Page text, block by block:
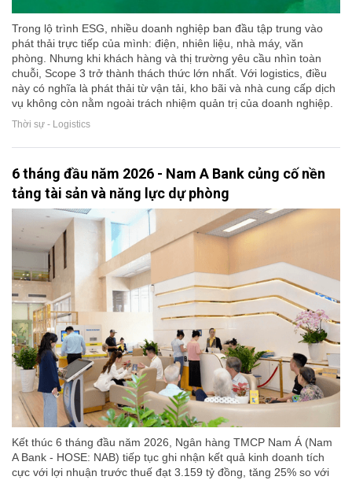
Trong lộ trình ESG, nhiều doanh nghiệp ban đầu tập trung vào
phát thải trực tiếp của mình: điện, nhiên liệu, nhà máy, văn
phòng. Nhưng khi khách hàng và thị trường yêu cầu nhìn toàn
chuỗi, Scope 3 trở thành thách thức lớn nhất. Với logistics, điều
này có nghĩa là phát thải từ vận tải, kho bãi và nhà cung cấp dịch
vụ không còn nằm ngoài trách nhiệm quản trị của doanh nghiệp.
Thời sự - Logistics
6 tháng đầu năm 2026 - Nam A Bank củng cố nền
tảng tài sản và năng lực dự phòng
Kết thúc 6 tháng đầu năm 2026, Ngân hàng TMCP Nam Á (Nam
A Bank - HOSE: NAB) tiếp tục ghi nhận kết quả kinh doanh tích
cực với lợi nhuận trước thuế đạt 3.159 tỷ đồng, tăng 25% so với